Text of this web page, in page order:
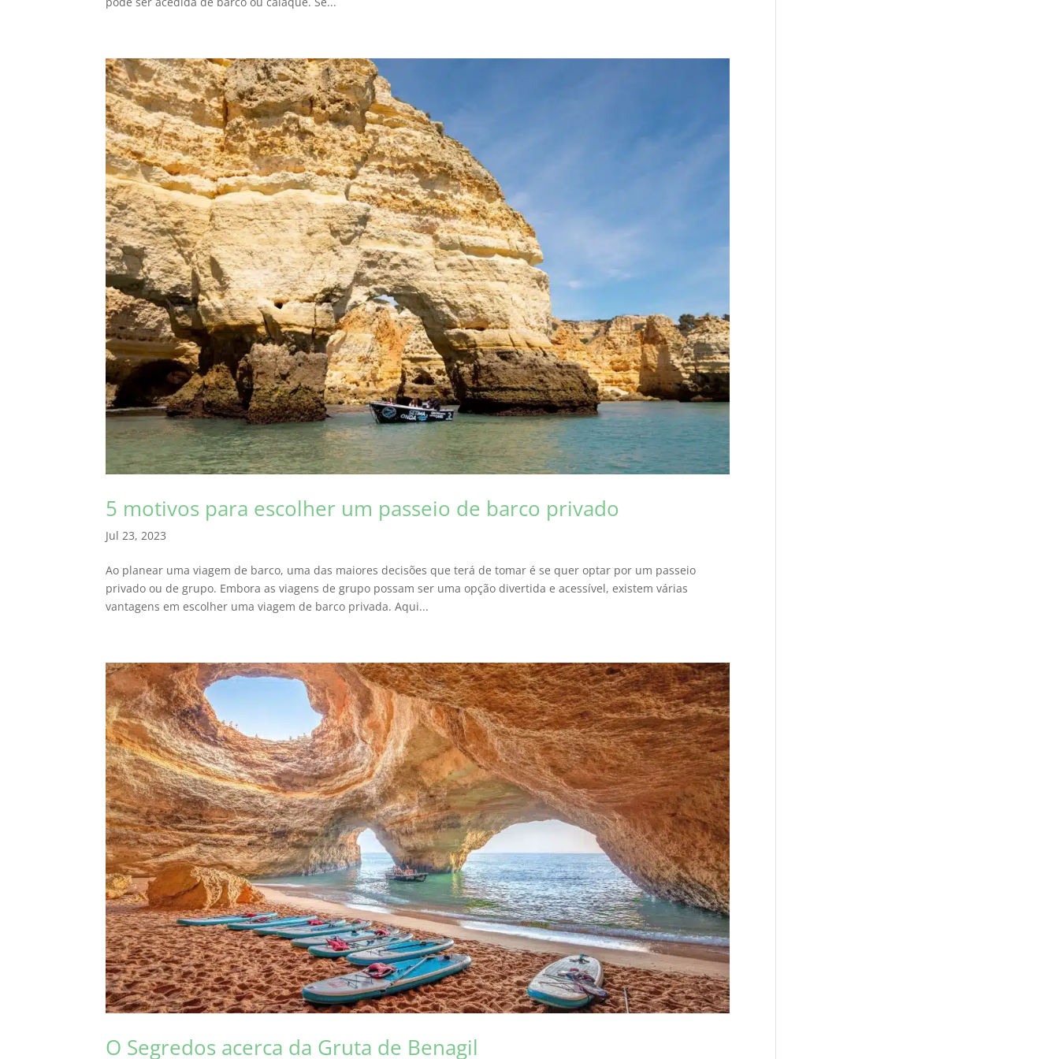
5 motivos para escolher um passeio de barco privado
Jul 23, 2023
Ao planear uma viagem de barco, uma das maiores decisões que terá de tomar é se quer optar por um passeio
privado ou de grupo. Embora as viagens de grupo possam ser uma opção divertida e acessível, existem várias
vantagens em escolher uma viagem de barco privada. Aqui...
O Segredos acerca da Gruta de Benagil